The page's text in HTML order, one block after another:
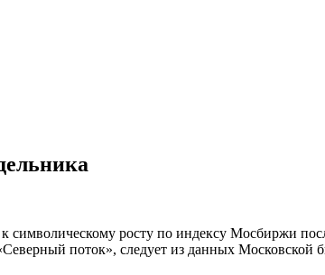
росту по индексу Мосбиржи
поток», следует из данных Московской